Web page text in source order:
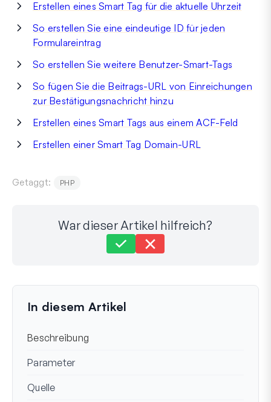
Erstellen eines Smart Tag für die aktuelle Uhrzeit
So erstellen Sie eine eindeutige ID für jeden
Formulareintrag
So erstellen Sie weitere Benutzer-Smart-Tags
So fügen Sie die Beitrags-URL von Einreichungen
zur Bestätigungsnachricht hinzu
Erstellen eines Smart Tags aus einem ACF-Feld
Erstellen einer Smart Tag Domain-URL
Getaggt: PHP
War dieser Artikel hilfreich?
Zuletzt aktualisiert am 20. März 2024
In diesem Artikel
Beschreibung
Parameter
Quelle